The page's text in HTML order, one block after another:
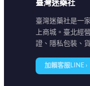
臺灣迷藥社
臺灣迷藥社是一
上商城。臺北經
證、隱私包裝、
加賴客服LINE ›